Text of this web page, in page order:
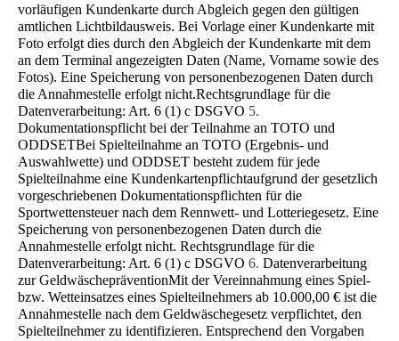
vorläufigen Kundenkarte durch Abgleich gegen den gültigen
amtlichen Lichtbildausweis. Bei Vorlage einer Kundenkarte mit
Foto erfolgt dies durch den Abgleich der Kundenkarte mit dem
an dem Terminal angezeigten Daten (Name, Vorname sowie des
Fotos). Eine Speiche­rung von personenbezogenen Daten durch
die Annahmestelle erfolgt nicht.Rechtsgrundlage für die
Datenverarbeitung: Art. 6 (1) c DSGVO 5.
Dokumentationspflicht bei der Teilnahme an TOTO und
ODDSETBei Spielteilnahme an TOTO (Ergebnis- und
Auswahlwette) und ODDSET besteht zudem für jede
Spielteilnahme eine Kun­denkartenpflichtaufgrund der gesetzlich
vorgeschriebenen Dokumentationspflichten für die
Sportwettensteuer nach dem Rennwett- und Lotteriegesetz. Eine
Speicherung von personenbezogenen Daten durch die
Annahmestelle erfolgt nicht. Rechtsgrundlage für die
Datenverarbeitung: Art. 6 (1) c DSGVO 6. Datenverarbeitung
zur GeldwäschepräventionMit der Vereinnahmung eines Spiel-
bzw. Wetteinsatzes eines Spielteilnehmers ab 10.000,00 € ist die
Annahmestelle nach dem Geldwäschegesetz verpflichtet, den
Spielteilnehmer zu identifizieren. Entsprechend den Vorgaben